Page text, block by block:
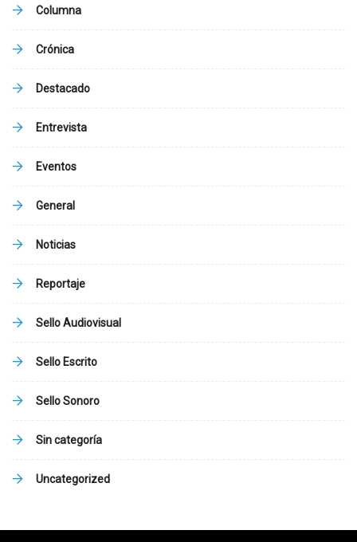
Columna
Crónica
Destacado
Entrevista
Eventos
General
Noticias
Reportaje
Sello Audiovisual
Sello Escrito
Sello Sonoro
Sin categoría
Uncategorized